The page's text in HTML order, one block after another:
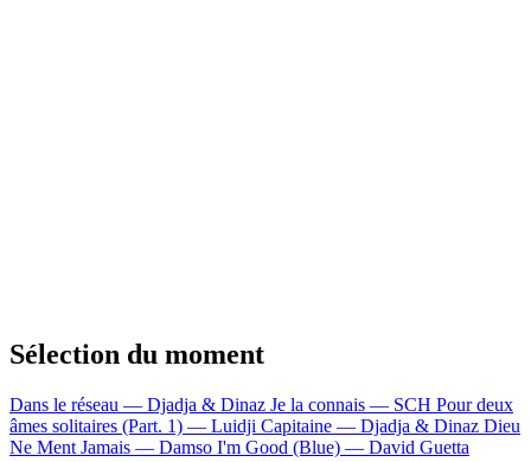
Sélection du moment
Dans le réseau — Djadja & Dinaz Je la connais — SCH Pour deux
âmes solitaires (Part. 1) — Luidji Capitaine — Djadja & Dinaz Dieu
Ne Ment Jamais — Damso I'm Good (Blue) — David Guetta